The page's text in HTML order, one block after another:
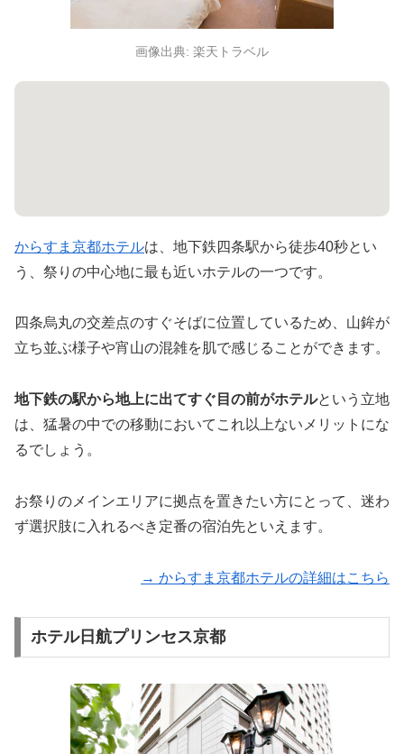
画像出典: 楽天トラベル
からすま京都ホテルは、地下鉄四条駅から徒歩40秒とい
う、祭りの中心地に最も近いホテルの一つです。
四条烏丸の交差点のすぐそばに位置しているため、山鉾が
立ち並ぶ様子や宵山の混雑を肌で感じることができます。
地下鉄の駅から地上に出てすぐ目の前がホテルという立地
は、猛暑の中での移動においてこれ以上ないメリットにな
るでしょう。
お祭りのメインエリアに拠点を置きたい方にとって、迷わ
ず選択肢に入れるべき定番の宿泊先といえます。
→ からすま京都ホテルの詳細はこちら
ホテル日航プリンセス京都